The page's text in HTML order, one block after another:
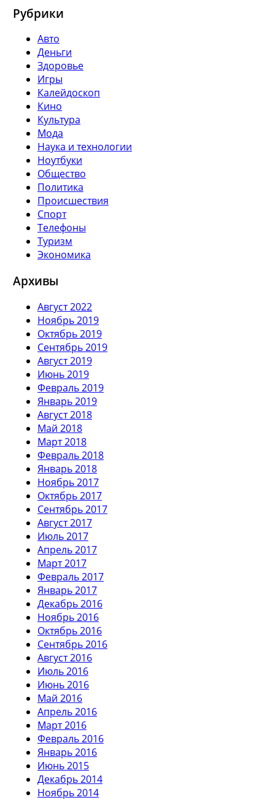
Рубрики
Авто
Деньги
Здоровье
Игры
Калейдоскоп
Кино
Культура
Мода
Наука и технологии
Ноутбуки
Общество
Политика
Происшествия
Спорт
Телефоны
Туризм
Экономика
Архивы
Август 2022
Ноябрь 2019
Октябрь 2019
Сентябрь 2019
Август 2019
Июнь 2019
Февраль 2019
Январь 2019
Август 2018
Май 2018
Март 2018
Февраль 2018
Январь 2018
Ноябрь 2017
Октябрь 2017
Сентябрь 2017
Август 2017
Июль 2017
Апрель 2017
Март 2017
Февраль 2017
Январь 2017
Декабрь 2016
Ноябрь 2016
Октябрь 2016
Сентябрь 2016
Август 2016
Июль 2016
Июнь 2016
Май 2016
Апрель 2016
Март 2016
Февраль 2016
Январь 2016
Июнь 2015
Декабрь 2014
Ноябрь 2014